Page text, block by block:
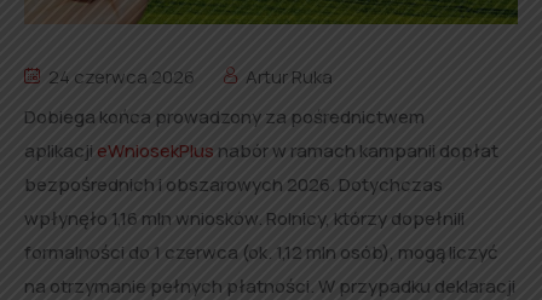
24 czerwca 2026
Artur Ruka
Dobiega końca prowadzony za pośrednictwem
aplikacji eWniosekPlus nabór w ramach kampanii dopłat
bezpośrednich i obszarowych 2026. Dotychczas
wpłynęło 1,16 mln wniosków. Rolnicy, którzy dopełnili
formalności do 1 czerwca (ok. 1,12 mln osób), mogą liczyć
na otrzymanie pełnych płatności. W przypadku deklaracji